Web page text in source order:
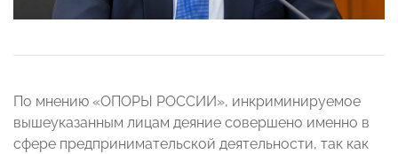
По мнению «ОПОРЫ РОССИИ», инкриминируемое
вышеуказанным лицам деяние совершено именно в
сфере предпринимательской деятельности, так как